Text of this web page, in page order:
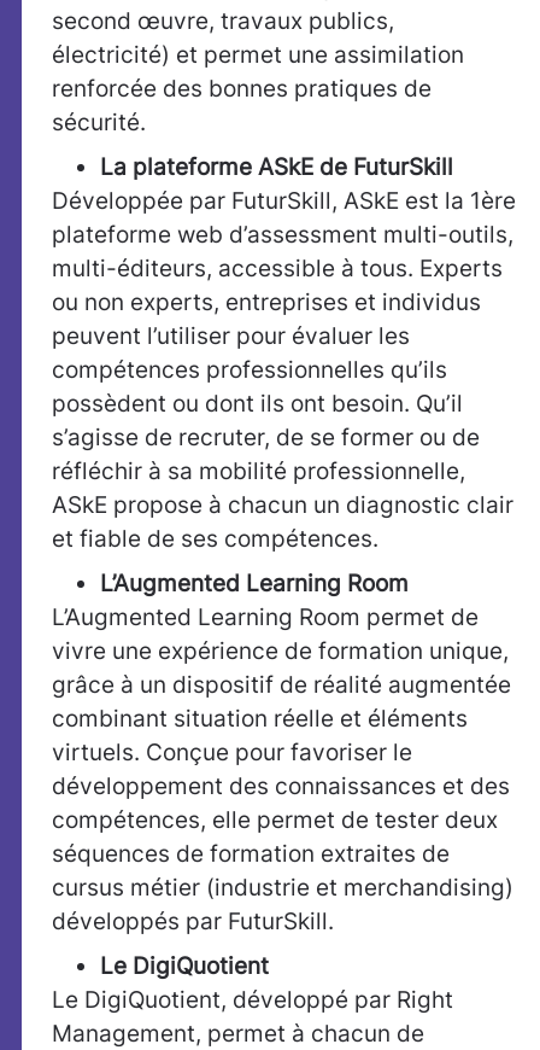
second œuvre, travaux publics,
électricité) et permet une assimilation
renforcée des bonnes pratiques de
sécurité.
La plateforme ASkE de FuturSkill
Développée par FuturSkill, ASkE est la 1ère
plateforme web d’assessment multi-outils,
multi-éditeurs, accessible à tous. Experts
ou non experts, entreprises et individus
peuvent l’utiliser pour évaluer les
compétences professionnelles qu’ils
possèdent ou dont ils ont besoin. Qu’il
s’agisse de recruter, de se former ou de
réfléchir à sa mobilité professionnelle,
ASkE propose à chacun un diagnostic clair
et fiable de ses compétences.
L’Augmented Learning Room
L’Augmented Learning Room permet de
vivre une expérience de formation unique,
grâce à un dispositif de réalité augmentée
combinant situation réelle et éléments
virtuels. Conçue pour favoriser le
développement des connaissances et des
compétences, elle permet de tester deux
séquences de formation extraites de
cursus métier (industrie et merchandising)
développés par FuturSkill.
Le DigiQuotient
Le DigiQuotient, développé par Right
Management, permet à chacun de